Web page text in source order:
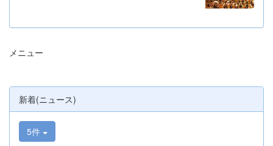
した。 また、各日およそ80名のボランテ
明、探究発表などの運営に携わりました。生
なお、本校は今年度、群馬県教育委員会か
らSAH+ Leading Schoolに認定されていま
す。富岡高校は、これからも「自ら考え、判
断し、行動できる生徒の育成」に取り組んで
まいります。
メニュー
新着(ニュース)
5件